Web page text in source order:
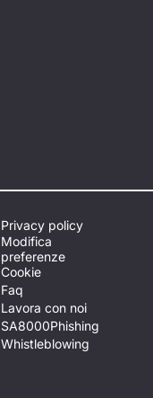
Privacy policy
Modifica
preferenze
Cookie
Faq
Lavora con noi
SA8000Phishing
Whistleblowing